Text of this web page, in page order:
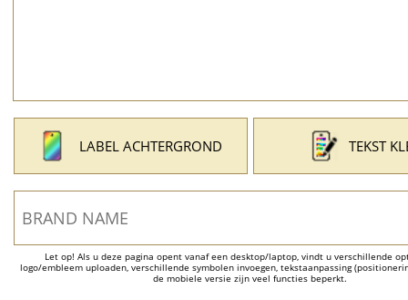
LABEL ACHTERGROND TEKST
Let op! Als u deze pagina opent vanaf een desktop/laptop, vindt u verschillende
logo/embleem uploaden, verschillende symbolen invoegen, tekstaanpassing
de mobiele versie zijn veel functies beperkt.